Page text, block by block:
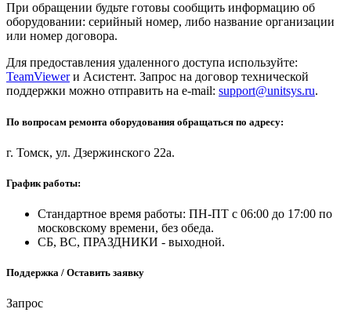
При обращении будьте готовы сообщить информацию об
оборудовании: серийный номер, либо название организации
или номер договора.
Для предоставления удаленного доступа используйте:
TeamViewerи Асистент. Запрос на договор технической
поддержки можно отправить на e-mail: support@unitsys.ru.
По вопросам ремонта оборудования обращаться по адресу:
г. Томск, ул. Дзержинского 22а.
График работы:
Стандартное время работы: ПН-ПТ с 06:00 до 17:00 по
московскому времени, без обеда.
СБ, ВС, ПРАЗДНИКИ - выходной.
Поддержка / Оставить заявку
Запрос